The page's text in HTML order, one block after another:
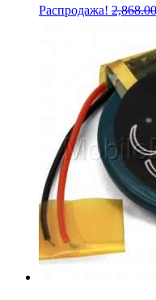
Распродажа! 2,868.00